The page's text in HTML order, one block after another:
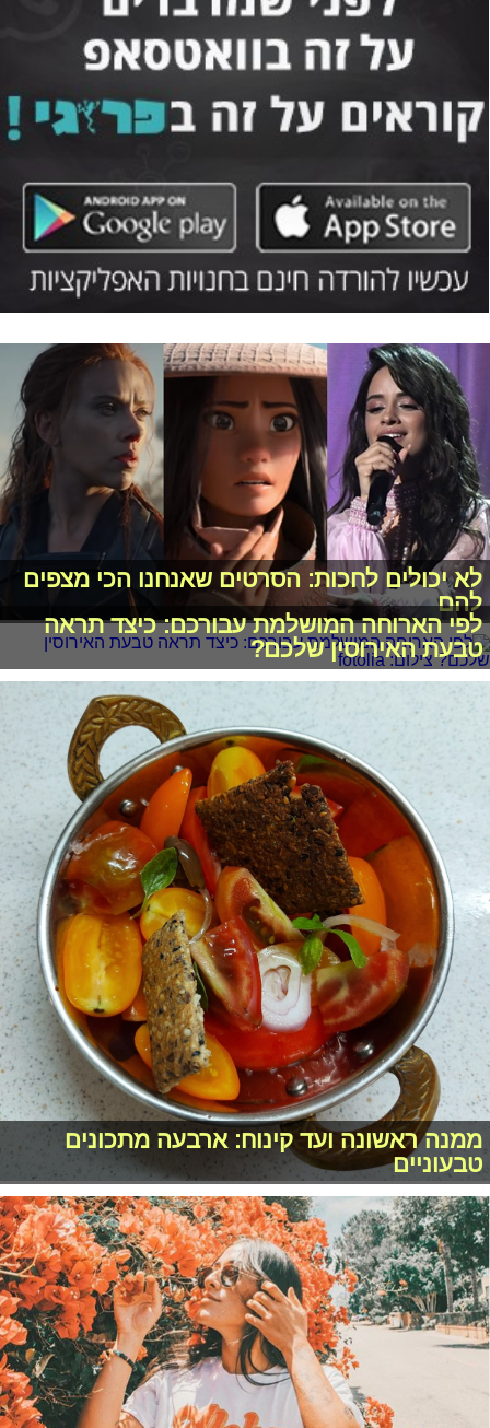
לא יכולים לחכות: הסרטים שאנחנו הכי מצפים
להם
לפי הארוחה המושלמת עבורכם: כיצד תראה
טבעת האירוסין שלכם?
ממנה ראשונה ועד קינוח: ארבעה מתכונים
טבעוניים